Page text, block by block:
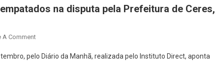
Rio
na disputa pela Prefeitura de Ceres,
A CommentOn
Candidatos
pelo Diário da Manhã, realizada pelo Instituto Direct, aponta